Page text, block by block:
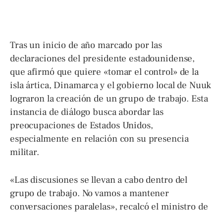
Tras un inicio de año marcado por las
declaraciones del presidente estadounidense,
que afirmó que quiere «tomar el control» de la
isla ártica, Dinamarca y el gobierno local de Nuuk
lograron la creación de un grupo de trabajo. Esta
instancia de diálogo busca abordar las
preocupaciones de Estados Unidos,
especialmente en relación con su presencia
militar.
«Las discusiones se llevan a cabo dentro del
grupo de trabajo. No vamos a mantener
conversaciones paralelas», recalcó el ministro de